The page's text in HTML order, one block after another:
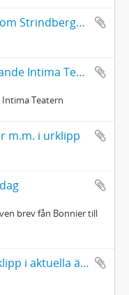
August Strindberg: Omdömen om Strindbergs dramer
August Strindberg: Papper rörande Intima Teatern
Teatern
m.m. i urklipp
brev fån Bonnier till
August Strindberg: Tidningsurklipp i aktuella ämnen